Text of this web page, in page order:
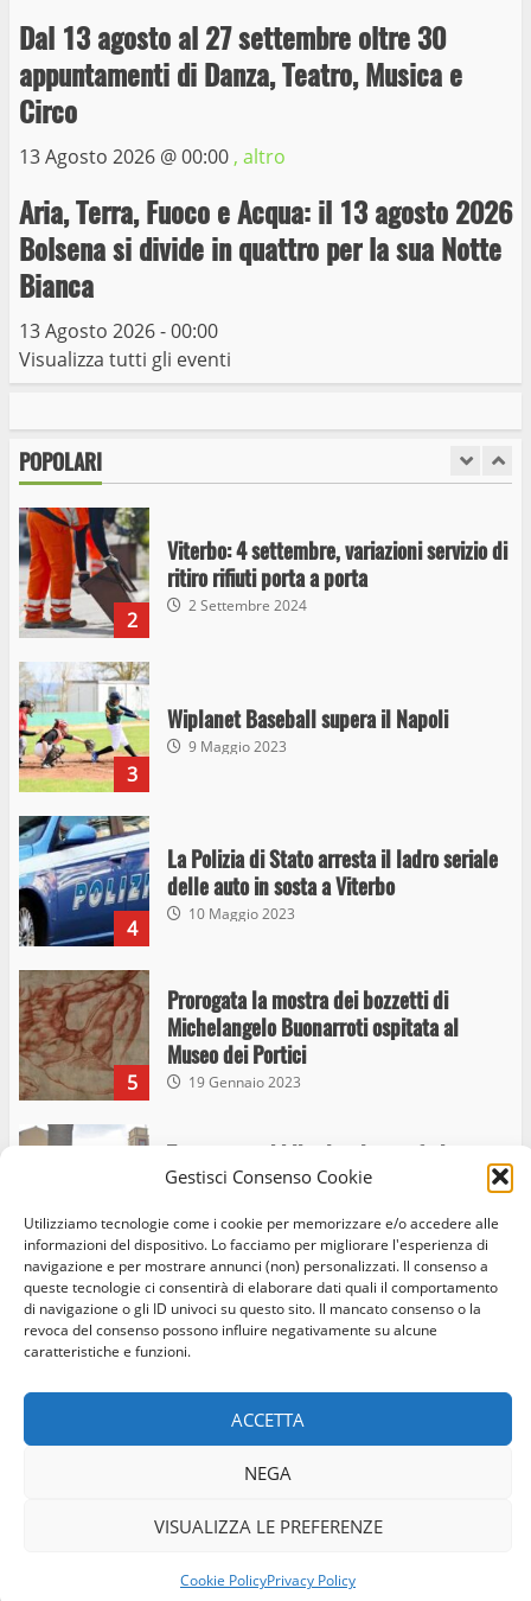
Gestisci Consenso Cookie
Utilizziamo tecnologie come i cookie per memorizzare e/o accedere alle
informazioni del dispositivo. Lo facciamo per migliorare l'esperienza di
navigazione e per mostrare annunci (non) personalizzati. Il consenso a
queste tecnologie ci consentirà di elaborare dati quali il comportamento
di navigazione o gli ID univoci su questo sito. Il mancato consenso o la
revoca del consenso possono influire negativamente su alcune
caratteristiche e funzioni.
ACCETTA
NEGA
VISUALIZZA LE PREFERENZE
Cookie PolicyPrivacy Policy
Dal 13 agosto al 27 settembre oltre 30
appuntamenti di Danza, Teatro, Musica e
Circo
13 Agosto 2026 @00:00 , altro
Aria, Terra, Fuoco e Acqua: il 13 agosto 2026
Bolsena si divide in quattro per la sua Notte
Bianca
13 Agosto 2026 - 00:00
Visualizza tutti gli eventi
POPOLARI
6
Trasporto pubblico locale, trasferimento
15 Giugno 2023
Giochi Sportivi Studenteschi di Atletica a
Viterbo
I Carabinieri arrestano due giovani per
stupefacenti
2
Viterbo: 4 settembre, variazioni servizio di
ritiro rifiuti porta a porta
2 Settembre 2024
3
Wiplanet Baseball supera il Napoli
9 Maggio 2023
4
La Polizia di Stato arresta il ladro seriale
delle auto in sosta a Viterbo
10 Maggio 2023
5
Prorogata la mostra dei bozzetti di
Michelangelo Buonarroti ospitata al
Museo dei Portici
19 Gennaio 2023
6
Trasporto pubblico locale, trasferimento
capolinea al terminal Riello dal 15 al 17
15 Giugno 2023
7
Giochi Sportivi Studenteschi di Atletica a
Viterbo
I Carabinieri arrestano due giovani per
detenzione ai fini di spaccio di sostanze
stupefacenti
Home Privacy Policy Cookie Policy Contatti
© Occhio Viterbese - Codice 90148040562 - N° iscrizione
ROC:39156 - Tutti i diritti riservati